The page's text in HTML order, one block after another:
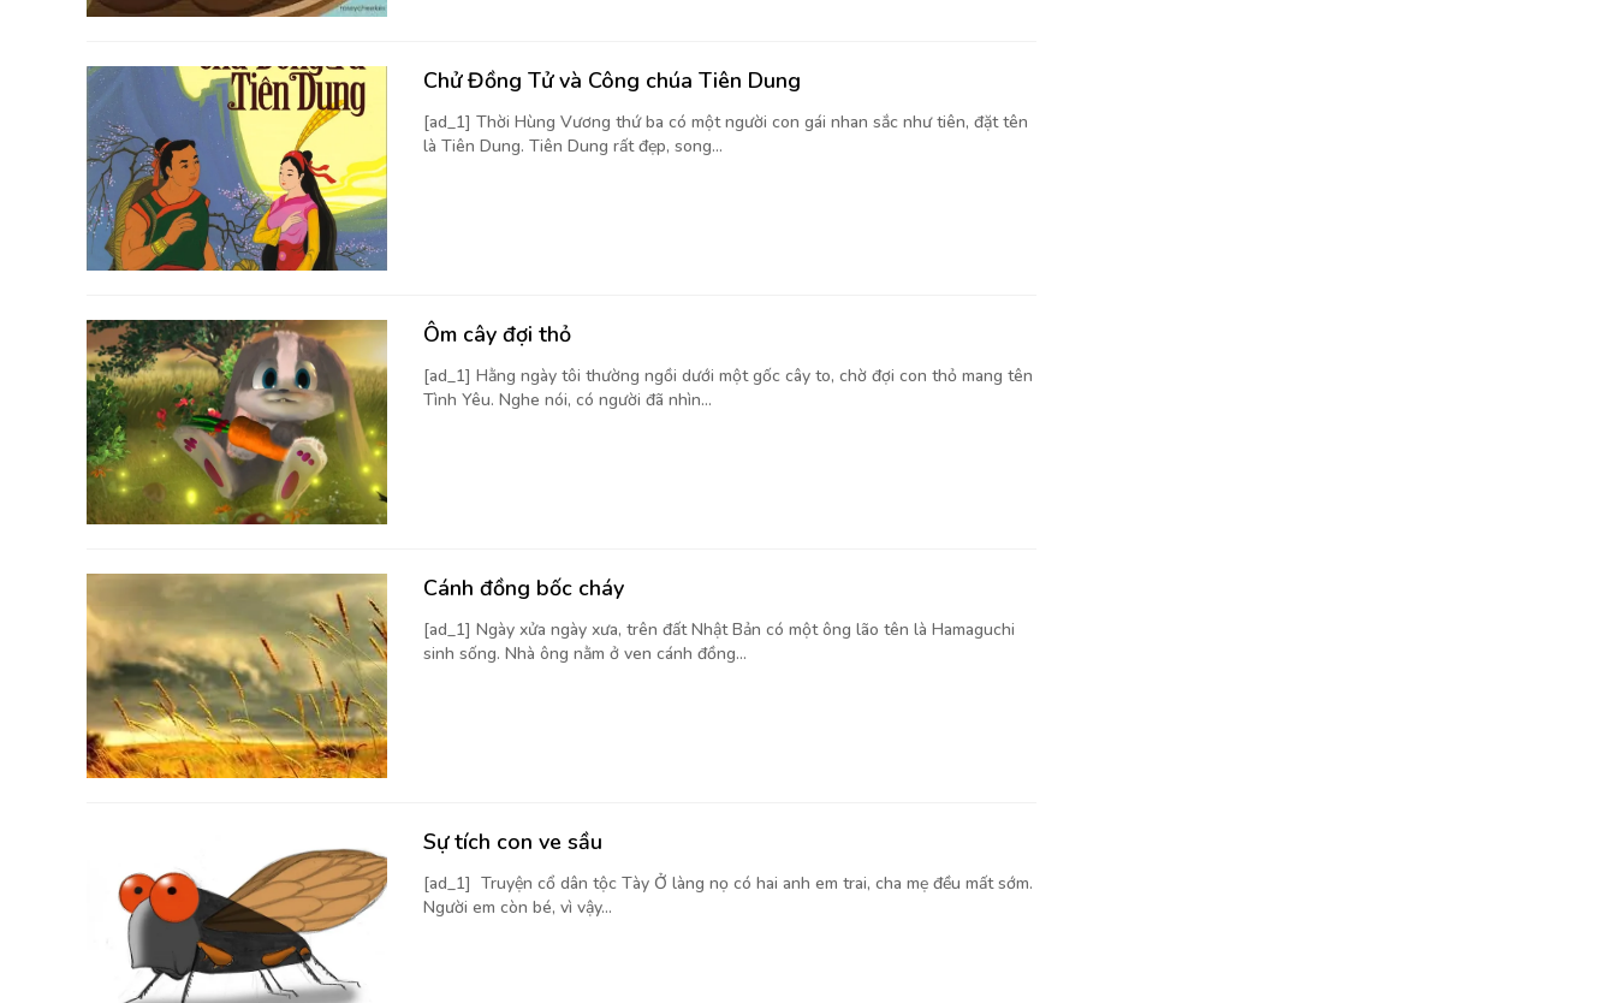
Chử Đồng Tử và Công chúa Tiên Dung
[ad_1] Thời Hùng Vương thứ ba có một người con gái nhan sắc như tiên, đặt tên
là Tiên Dung. Tiên Dung rất đẹp, song...
Ôm cây đợi thỏ
[ad_1] Hằng ngày tôi thường ngồi dưới một gốc cây to, chờ đợi con thỏ mang tên
Tình Yêu. Nghe nói, có người đã nhìn...
Cánh đồng bốc cháy
[ad_1] Ngày xửa ngày xưa, trên đất Nhật Bản có một ông lão tên là Hamaguchi
sinh sống. Nhà ông nằm ở ven cánh đồng...
Sự tích con ve sầu
[ad_1] Truyện cổ dân tộc Tày Ở làng nọ có hai anh em trai, cha mẹ đều mất sớm.
Người em còn bé, vì vậy...